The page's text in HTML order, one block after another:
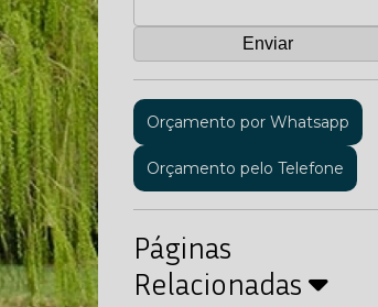
Orçamento por Whatsapp
Orçamento pelo Telefone
Páginas
Relacionadas